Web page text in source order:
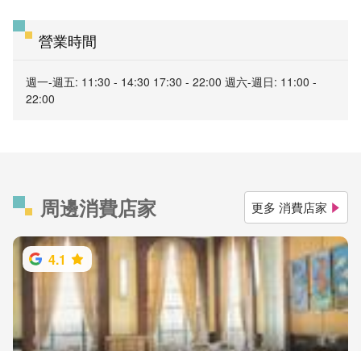
營業時間
週一-週五: 11:30 - 14:30 17:30 - 22:00 週六-週日: 11:00 -
22:00
周邊消費店家 更多 消費店家
4.1